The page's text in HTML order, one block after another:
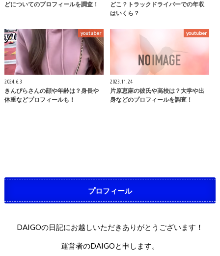
どについてのプロフィールを調査！
どこ？トラックドライバーでの年収
はいくら？
youtuber
2024.6.3
きんぴらさんの顔や年齢は？身長や
体重などプロフィールも！
youtuber
2023.11.24
片原恵麻の彼氏や高校は？大学や出
身などのプロフィールを調査！
プロフィール
DAIGOの日記にお越しいただきありがとうございます！
運営者のDAIGOと申します。